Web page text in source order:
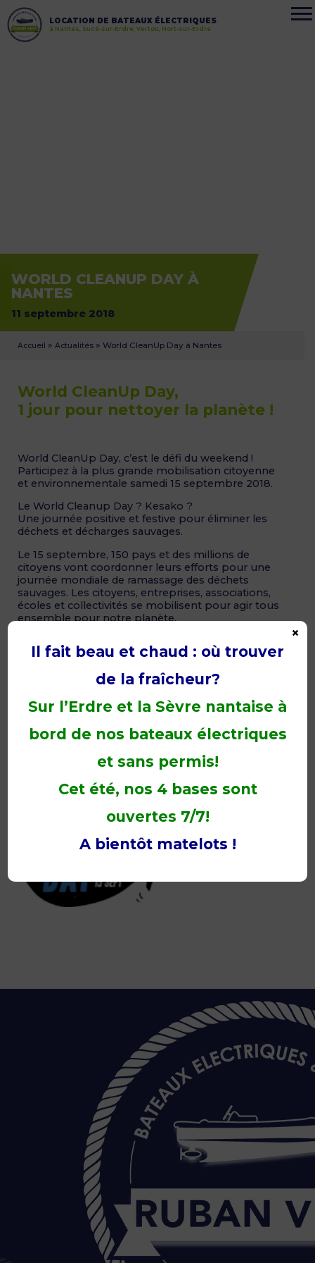
LOCATION DE BATEAUX ÉLECTRIQUES
à Nantes, Sucé-sur-Erdre, Vertou, Nort-sur-Erdre
WORLD CLEANUP DAY À
NANTES
11 septembre 2018
Accueil » Actualités » World CleanUp Day à Nantes
World CleanUp Day,
1 jour pour nettoyer la planète !
World CleanUp Day, c’est le défi du weekend !
Participez à la plus grande mobilisation citoyenne
et environnementale samedi 15 septembre 2018.
Le World Cleanup Day ? Kesako ?
Une journée positive et festive pour éliminer les
déchets et décharges sauvages.
Le 15 septembre, 150 pays et des millions de
citoyens vont coordonner leurs efforts pour une
journée mondiale de ramassage des déchets
sauvages. Les citoyens, entreprises, associations,
écoles et collectivités se mobilisent pour agir tous
ensemble pour notre planète.
ses canoës (3 doubles et 2 simples) samedi 15
magnifique rivière, l’Erdre.
Cette initiative est relayée localement dans de
nombreuses villes Françaises, vous pourrez
retrouver ce samedi, différentes actions à Nantes.
Il fait beau et chaud : où trouver
de la fraîcheur?
Sur l’Erdre et la Sèvre nantaise à
bord de nos bateaux électriques
et sans permis!
Cet été, nos 4 bases sont
ouvertes 7/7!
A bientôt matelots !
×